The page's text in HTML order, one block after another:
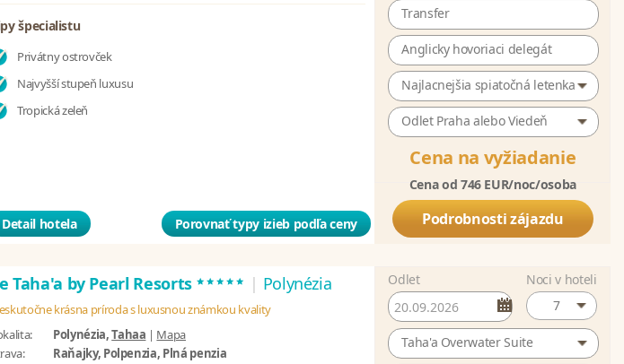
špecialistu
Privátny ostrovček
Najvyšší stupeň luxusu
Tropická zeleň
Detail hotela Porovnať typy izieb podľa ceny
Transfer
Anglicky hovoriaci delegát
Najlacnejšia spiatočná letenka
Odlet Praha alebo Viedeň
Cena na vyžiadanie
Cena od 746 EUR/noc/osoba
Podrobnosti zájazdu
Taha'a by Pearl Resorts ***** | Polynézia
krásna príroda s luxusnou známkou kvality
Polynézia,Tahaa | Mapa
Raňajky, Polpenzia, Plná penzia
Odlet
Noci v hoteli
7
Taha'a Overwater Suite